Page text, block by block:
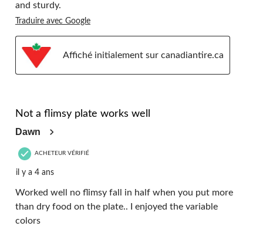
and sturdy.
Traduire avec Google
Affiché initialement sur canadiantire.ca
Not a flimsy plate works well
Dawn
ACHETEUR VÉRIFIÉ
il y a 4 ans
Worked well no flimsy fall in half when you put more
than dry food on the plate.. I enjoyed the variable
colors